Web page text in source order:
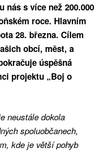
nás s více než 200.000
roce. Hlavním
28. března. Cílem
obcí, měst, a
úspěšná
projektu „Boj o
neustále dokola
spoluobčanech,
kde je větší pohyb